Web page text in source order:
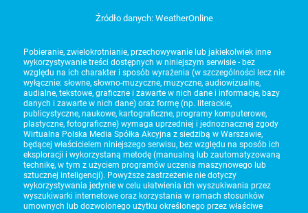
Źródło danych: WeatherOnline
Pobieranie, zwielokrotnianie, przechowywanie lub jakiekolwiek inne
wykorzystywanie treści dostępnych w niniejszym serwisie - bez
względu na ich charakter i sposób wyrażenia (w szczególności lecz nie
wyłącznie: słowne, słowno-muzyczne, muzyczne, audiowizualne,
audialne, tekstowe, graficzne i zawarte w nich dane i informacje, bazy
danych i zawarte w nich dane) oraz formę (np. literackie,
publicystyczne, naukowe, kartograficzne, programy komputerowe,
plastyczne, fotograficzne) wymaga uprzedniej i jednoznacznej zgody
Wirtualna Polska Media Spółka Akcyjna z siedzibą w Warszawie,
będącej właścicielem niniejszego serwisu, bez względu na sposób ich
eksploracji i wykorzystaną metodę (manualną lub zautomatyzowaną
technikę, w tym z użyciem programów uczenia maszynowego lub
sztucznej inteligencji). Powyższe zastrzeżenie nie dotyczy
wykorzystywania jedynie w celu ułatwienia ich wyszukiwania przez
wyszukiwarki internetowe oraz korzystania w ramach stosunków
umownych lub dozwolonego użytku określonego przez właściwe